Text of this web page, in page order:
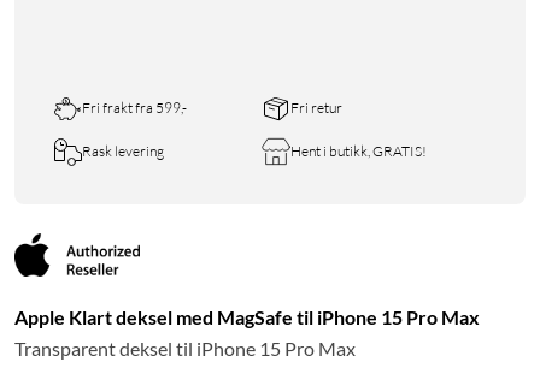
Fri frakt fra 599,- Fri retur
Rask levering Hent i butikk, GRATIS!
Apple Klart deksel med MagSafe til iPhone 15 Pro Max
Transparent deksel til iPhone 15 Pro Max